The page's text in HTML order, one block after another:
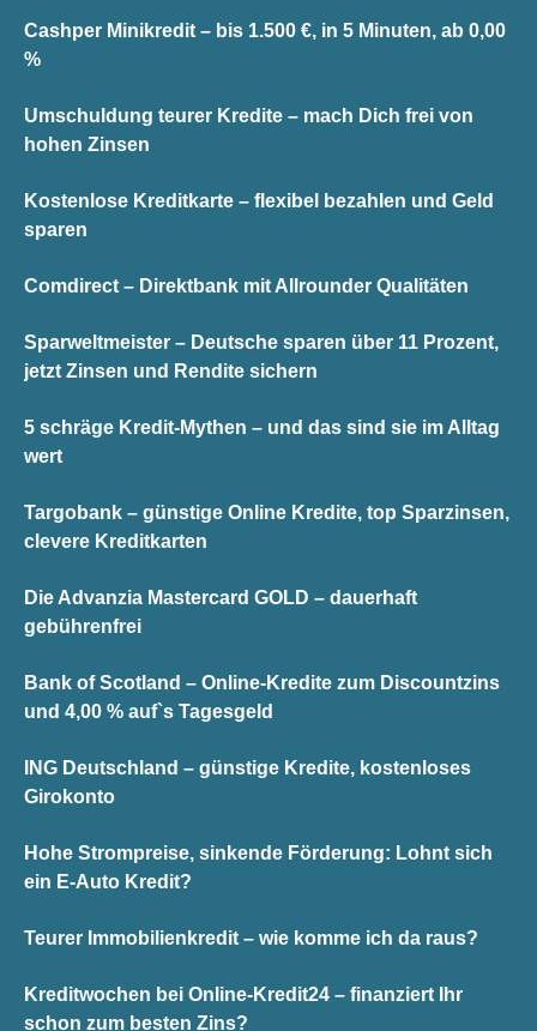
Cashper Minikredit – bis 1.500 €, in 5 Minuten, ab 0,00
%
Umschuldung teurer Kredite – mach Dich frei von
hohen Zinsen
Kostenlose Kreditkarte – flexibel bezahlen und Geld
sparen
Comdirect – Direktbank mit Allrounder Qualitäten
Sparweltmeister – Deutsche sparen über 11 Prozent,
jetzt Zinsen und Rendite sichern
5 schräge Kredit-Mythen – und das sind sie im Alltag
wert
Targobank – günstige Online Kredite, top Sparzinsen,
clevere Kreditkarten
Die Advanzia Mastercard GOLD – dauerhaft
gebührenfrei
Bank of Scotland – Online-Kredite zum Discountzins
und 4,00 % auf`s Tagesgeld
ING Deutschland – günstige Kredite, kostenloses
Girokonto
Hohe Strompreise, sinkende Förderung: Lohnt sich
ein E-Auto Kredit?
Teurer Immobilienkredit – wie komme ich da raus?
Kreditwochen bei Online-Kredit24 – finanziert Ihr
schon zum besten Zins?